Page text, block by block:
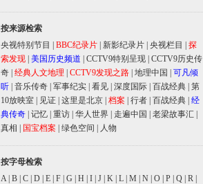
按来源检索
央视特别节目
BBC纪录片 新影纪录片 央视栏目
探
索发现 美国历史频道 CCTV9特别呈现 CCTV9历史传
奇 经典人文地理 CCTV9发现之路 地理中国
可凡倾
听 音乐传奇 军事纪实 看见 深度国际 百战经典 第
10放映室
见证 这里是北京 档案 行者 百战经典 经
典传奇 记忆 重访 华人世界 走遍中国 老梁故事汇
真相
国宝档案 绿色空间 人物
按字母检索
A| B C D E F G H I J K L M N O P Q R